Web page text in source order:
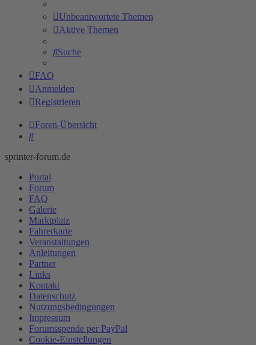
Unbeantwortete Themen
Aktive Themen
Suche
FAQ
Anmelden
Registrieren
Foren-Übersicht
Suche
sprinter-forum.de
Portal
Forum
FAQ
Galerie
Marktplatz
Fahrerkarte
Veranstaltungen
Anleitungen
Partner
Links
Kontakt
Datenschutz
Nutzungsbedingungen
Impressum
Forumsspende per PayPal
Cookie-Einstellungen